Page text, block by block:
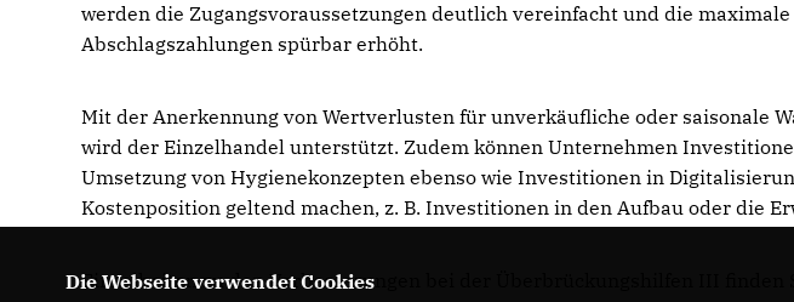
werden die Zugangsvoraussetzungen deutlich vereinfacht und die
Abschlagszahlungen spürbar erhöht.
Mit der Anerkennung von Wertverlusten für unverkäufliche oder saisonale
wird der Einzelhandel unterstützt. Zudem können Unternehmen
Umsetzung von Hygienekonzepten ebenso wie Investitionen in
Kostenposition geltend machen, z. B. Investitionen in den Aufbau oder die
Einzelheiten zu den Verbesserungen bei der Überbrückungshilfen III finden
Die Webseite verwendet Cookies